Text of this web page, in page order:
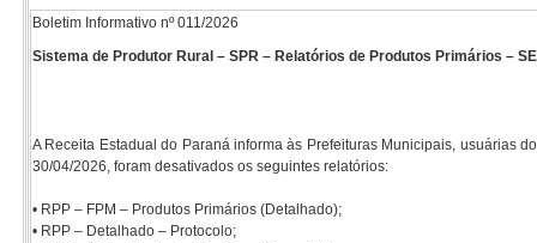
Boletim Informativo nº 011/2026
Sistema de Produtor Rural – SPR – Relatórios de Produtos Primários –
A Receita Estadual do Paraná informa às Prefeituras Municipais, usuárias
30/04/2026, foram desativados os seguintes relatórios:
• RPP – FPM – Produtos Primários (Detalhado);
• RPP – Detalhado – Protocolo;